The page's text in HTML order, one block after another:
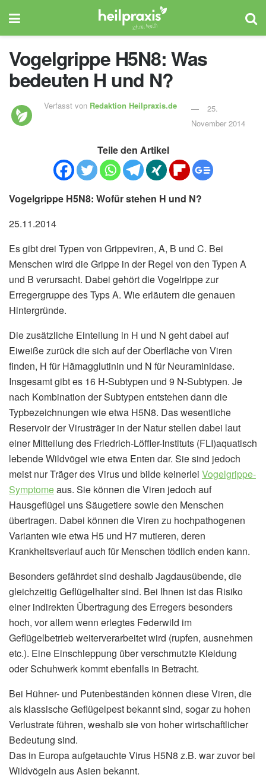
Vogelgrippe H5N8: Was
bedeuten H und N?
Verfasst von Redaktion Heilpraxis.de
25.
November 2014
Teile den Artikel
Vogelgrippe H5N8: Wofür stehen H und N?
25.11.2014
Es gibt drei Typen von Grippeviren, A, B und C. Bei
Menschen wird die Grippe in der Regel von den Typen A
und B verursacht. Dabei gehört die Vogelrippe zur
Erregergruppe des Typs A. Wie erläutern die genauen
Hintergründe.
Die zusätzliche Einteilung in H und N geht dabei auf
Eiweiße zurück die sich auf der Oberfläche von Viren
finden, H für Hämagglutinin und N für Neuraminidase.
Insgesamt gibt es 16 H-Subtypen und 9 N-Subtypen. Je
nach Kombination der Subtypen entstehen dann die
Typbezeichnungen wie etwa H5N8. Das wesentliche
Reservoir der Virusträger in der Natur stellen dabei laut
einer Mitteilung des Friedrich-Löffler-Instituts (FLI)aquatisch
lebende Wildvögel wie etwa Enten dar. Sie sind jedoch
meist nur Träger des Virus und bilde keinerlei Vogelgrippe-
Symptomeaus. Sie können die Viren jedoch auf
Hausgeflügel uns Säugetiere sowie den Menschen
übertragen. Dabei können die Viren zu hochpathogenen
Varianten wie etwa H5 und H7 mutieren, deren
Krankheitsverlauf auch für Menschen tödlich enden kann.
Besonders gefährdet sind deshalb Jagdausübende, die
gleichzeitig Geflügelhalter sind. Bei Ihnen ist das Risiko
einer indirekten Übertragung des Erregers besonders
hoch, vor allem wenn erlegtes Federwild im
Geflügelbetrieb weiterverarbeitet wird (rupfen, ausnehmen
etc.). Eine Einschleppung über verschmutzte Kleidung
oder Schuhwerk kommt ebenfalls in Betracht.
Bei Hühner- und Putenbeständen können diese Viren, die
als klassische Geflügelpest bekannt sind, sogar zu hohen
Verlustrate führen, weshalb sie von hoher wirtschaftlicher
Bedeutung sind.
Das in Europa aufgetauchte Virus H5N8 z.B. war zuvor bei
Wildvögeln aus Asien bekannt.